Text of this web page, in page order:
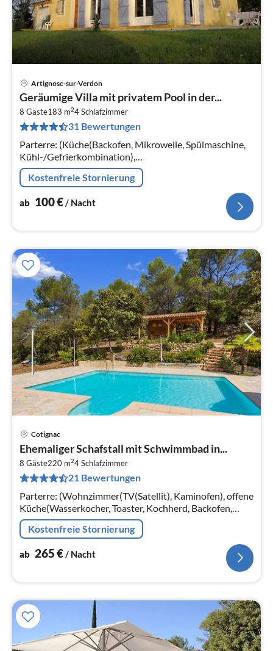
Artignosc-sur-Verdon
Geräumige Villa mit privatem Pool in der...
8 Gäste183 m24Schlafzimmer
31 Bewertungen
Parterre: (Küche(Backofen, Mikrowelle, Spülmaschine,
Kühl-/Gefrierkombination),
Wohn/Esszimmer(TV(Satellit), Kaminofen, DVD-Spieler,
Stereoanlage)
Kostenfreie Stornierung
ab 100€/ Nacht
Cotignac
Ehemaliger Schafstall mit Schwimmbad in...
8 Gäste220 m24Schlafzimmer
21 Bewertungen
Parterre: (Wohnzimmer(TV(Satellit), Kaminofen), offene
Küche(Wasserkocher, Toaster, Kochherd, Backofen,
Mikrowelle, Spülmaschine),
Schlafzimmer(Doppelbett(160 x 200 cm)
Kostenfreie Stornierung
ab 265€/ Nacht